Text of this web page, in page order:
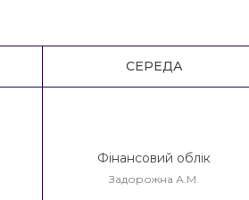
СЕРЕДА
Фінансовий облік
Задорожна А.М.